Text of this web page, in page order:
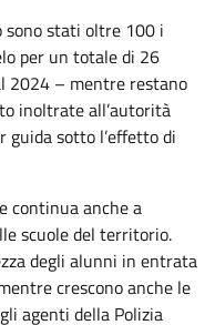
sono stati oltre 100 i
per un totale di 26
2024 – mentre restano
inoltrate all’autorità
guida sotto l’effetto di
continua anche a
scuole del territorio.
degli alunni in entrata
crescono anche le
agenti della Polizia